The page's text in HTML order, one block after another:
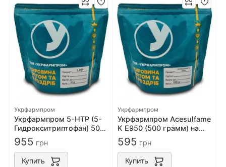
Укрфармпром
Укрфармпром 5-HTP (5-
Гидрокситриптофан) 50
грамм на развес
955 грн
Купить
Укрфармпром
Укрфармпром Acesulfame
K Е950 (500 грамм) на
развес
595 грн
Купить